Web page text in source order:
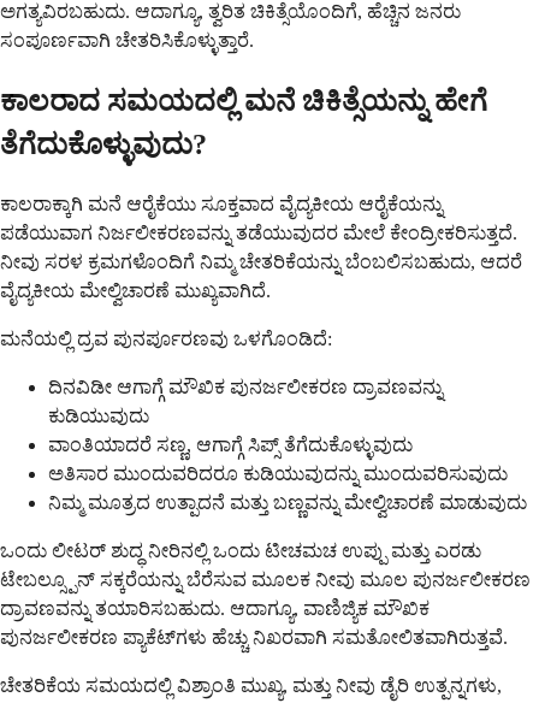
ಅಗತ್ಯವಿರಬಹುದು. ಆದಾಗ್ಯೂ, ತ್ವರಿತ ಚಿಕಿತ್ಸೆಯೊಂದಿಗೆ, ಹೆಚ್ಚಿನ ಜನರು
ಸಂಪೂರ್ಣವಾಗಿ ಚೇತರಿಸಿಕೊಳ್ಳುತ್ತಾರೆ.
ಕಾಲರಾದ ಸಮಯದಲ್ಲಿ ಮನೆ ಚಿಕಿತ್ಸೆಯನ್ನು ಹೇಗೆ
ತೆಗೆದುಕೊಳ್ಳುವುದು?
ಕಾಲರಾಕ್ಕಾಗಿ ಮನೆ ಆರೈಕೆಯು ಸೂಕ್ತವಾದ ವೈದ್ಯಕೀಯ ಆರೈಕೆಯನ್ನು
ಪಡೆಯುವಾಗ ನಿರ್ಜಲೀಕರಣವನ್ನು ತಡೆಯುವುದರ ಮೇಲೆ ಕೇಂದ್ರೀಕರಿಸುತ್ತದೆ.
ನೀವು ಸರಳ ಕ್ರಮಗಳೊಂದಿಗೆ ನಿಮ್ಮ ಚೇತರಿಕೆಯನ್ನು ಬೆಂಬಲಿಸಬಹುದು, ಆದರೆ
ವೈದ್ಯಕೀಯ ಮೇಲ್ವಿಚಾರಣೆ ಮುಖ್ಯವಾಗಿದೆ.
ಮನೆಯಲ್ಲಿ ದ್ರವ ಪುನರ್ಪೂರಣವು ಒಳಗೊಂಡಿದೆ:
ದಿನವಿಡೀ ಆಗಾಗ್ಗೆ ಮೌಖಿಕ ಪುನರ್ಜಲೀಕರಣ ದ್ರಾವಣವನ್ನು
ಕುಡಿಯುವುದು
ವಾಂತಿಯಾದರೆ ಸಣ್ಣ, ಆಗಾಗ್ಗೆ ಸಿಪ್ಸ್ ತೆಗೆದುಕೊಳ್ಳುವುದು
ಅತಿಸಾರ ಮುಂದುವರಿದರೂ ಕುಡಿಯುವುದನ್ನು ಮುಂದುವರಿಸುವುದು
ನಿಮ್ಮ ಮೂತ್ರದ ಉತ್ಪಾದನೆ ಮತ್ತು ಬಣ್ಣವನ್ನು ಮೇಲ್ವಿಚಾರಣೆ ಮಾಡುವುದು
ಒಂದು ಲೀಟರ್ ಶುದ್ಧ ನೀರಿನಲ್ಲಿ ಒಂದು ಟೀಚಮಚ ಉಪ್ಪು ಮತ್ತು ಎರಡು
ಟೇಬಲ್ಸ್ಪೂನ್ ಸಕ್ಕರೆಯನ್ನು ಬೆರೆಸುವ ಮೂಲಕ ನೀವು ಮೂಲ ಪುನರ್ಜಲೀಕರಣ
ದ್ರಾವಣವನ್ನು ತಯಾರಿಸಬಹುದು. ಆದಾಗ್ಯೂ, ವಾಣಿಜ್ಯಿಕ ಮೌಖಿಕ
ಪುನರ್ಜಲೀಕರಣ ಪ್ಯಾಕೆಟ್‌ಗಳು ಹೆಚ್ಚು ನಿಖರವಾಗಿ ಸಮತೋಲಿತವಾಗಿರುತ್ತವೆ.
ಚೇತರಿಕೆಯ ಸಮಯದಲ್ಲಿ ವಿಶ್ರಾಂತಿ ಮುಖ್ಯ, ಮತ್ತು ನೀವು ಡೈರಿ ಉತ್ಪನ್ನಗಳು,